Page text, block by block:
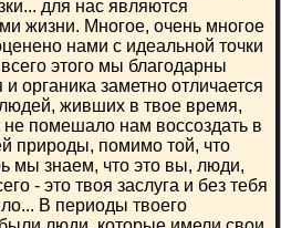
для нас являются
жизни. Многое, очень многое
нами с идеальной точки
этого мы благодарны
органика заметно отличается
живших в твое время,
не помешало нам воссоздать в
природы, помимо той, что
мы знаем, что это вы, люди,
- это твоя заслуга и без тебя
В периоды твоего